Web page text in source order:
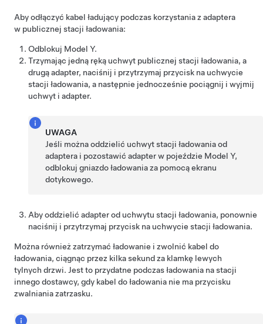
Aby odłączyć kabel ładujący podczas korzystania z adaptera
w publicznej stacji ładowania:
Odblokuj Model Y.
Trzymając jedną ręką uchwyt publicznej stacji ładowania, a
drugą adapter, naciśnij i przytrzymaj przycisk na uchwycie
stacji ładowania, a następnie jednocześnie pociągnij i wyjmij
uchwyt i adapter.
UWAGA
Jeśli można oddzielić uchwyt stacji ładowania od
adaptera i pozostawić adapter w pojeździe Model Y,
odblokuj gniazdo ładowania za pomocą ekranu
dotykowego.
Aby oddzielić adapter od uchwytu stacji ładowania, ponownie
naciśnij i przytrzymaj przycisk na uchwycie stacji ładowania.
Można również zatrzymać ładowanie i zwolnić kabel do
ładowania, ciągnąc przez kilka sekund za klamkę lewych
tylnych drzwi. Jest to przydatne podczas ładowania na stacji
innego dostawcy, gdy kabel do ładowania nie ma przycisku
zwalniania zatrzasku.